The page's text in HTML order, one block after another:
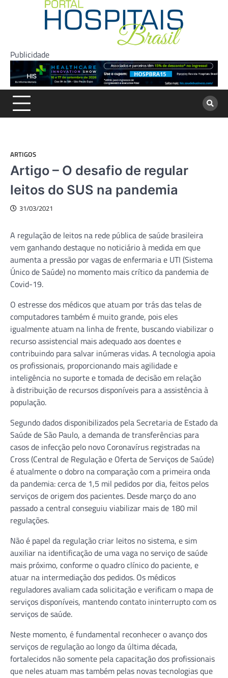
Publicidade
ARTIGOS
Artigo – O desafio de regular
leitos do SUS na pandemia
31/03/2021
A regulação de leitos na rede pública de saúde brasileira
vem ganhando destaque no noticiário à medida em que
aumenta a pressão por vagas de enfermaria e UTI (Sistema
Único de Saúde) no momento mais crítico da pandemia de
Covid-19.
O estresse dos médicos que atuam por trás das telas de
computadores também é muito grande, pois eles
igualmente atuam na linha de frente, buscando viabilizar o
recurso assistencial mais adequado aos doentes e
contribuindo para salvar inúmeras vidas. A tecnologia apoia
os profissionais, proporcionando mais agilidade e
inteligência no suporte e tomada de decisão em relação
à distribuição de recursos disponíveis para a assistência à
população.
Segundo dados disponibilizados pela Secretaria de Estado da
Saúde de São Paulo, a demanda de transferências para
casos de infecção pelo novo Coronavírus registradas na
Cross (Central de Regulação e Oferta de Serviços de Saúde)
é atualmente o dobro na comparação com a primeira onda
da pandemia: cerca de 1,5 mil pedidos por dia, feitos pelos
serviços de origem dos pacientes. Desde março do ano
passado a central conseguiu viabilizar mais de 180 mil
regulações.
Não é papel da regulação criar leitos no sistema, e sim
auxiliar na identificação de uma vaga no serviço de saúde
mais próximo, conforme o quadro clínico do paciente, e
atuar na intermediação dos pedidos. Os médicos
reguladores avaliam cada solicitação e verificam o mapa de
serviços disponíveis, mantendo contato ininterrupto com os
serviços de saúde.
Neste momento, é fundamental reconhecer o avanço dos
serviços de regulação ao longo da última década,
fortalecidos não somente pela capacitação dos profissionais
que neles atuam mas também pelas novas tecnologias que